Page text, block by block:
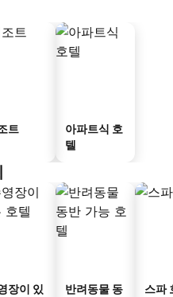
트
아파트식 호
텔
장이 있
반려동물 동
스파